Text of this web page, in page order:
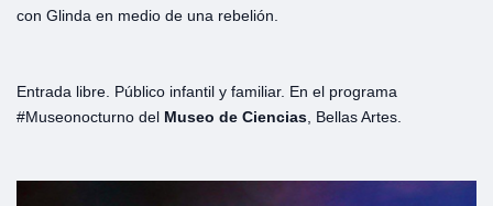
con Glinda en medio de una rebelión.
Entrada libre. Público infantil y familiar. En el programa
#Museonocturno del Museo de Ciencias , Bellas Artes.